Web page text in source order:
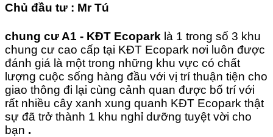
Chủ đầu tư : Mr Tú
chung cư A1 - KĐT Ecopark là 1 trong số 3 khu
chung cư cao cấp tại KĐT Ecopark nơi luôn được
đánh giá là một trong những khu vực có chất
lượng cuộc sống hàng đầu với vị trí thuận tiện cho
giao thông đi lại cùng cảnh quan được bố trí với
rất nhiều cây xanh xung quanh KĐT Ecopark thật
sự đã trở thành 1 khu nghỉ dưỡng tuyệt vời cho
bạn .